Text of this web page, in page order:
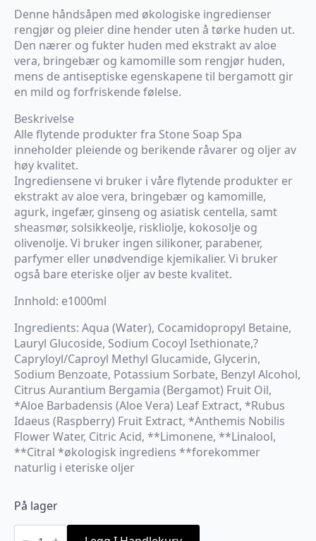
pris
var:
kr599.
pris
er:
kr499.
Denne håndsåpen med økologiske ingredienser
rengjør og pleier dine hender uten å tørke huden ut.
Den nærer og fukter huden med ekstrakt av aloe
vera, bringebær og kamomille som rengjør huden,
mens de antiseptiske egenskapene til bergamott gir
en mild og forfriskende følelse.
Beskrivelse
Alle flytende produkter fra Stone Soap Spa
inneholder pleiende og berikende råvarer og oljer av
høy kvalitet.
Ingrediensene vi bruker i våre flytende produkter er
ekstrakt av aloe vera, bringebær og kamomille,
agurk, ingefær, ginseng og asiatisk centella, samt
sheasmør, solsikkeolje, riskliolje, kokosolje og
olivenolje. Vi bruker ingen silikoner, parabener,
parfymer eller unødvendige kjemikalier. Vi bruker
også bare eteriske oljer av beste kvalitet.
Innhold: e1000ml
Ingredients: Aqua (Water), Cocamidopropyl Betaine,
Lauryl Glucoside, Sodium Cocoyl Isethionate,?
Capryloyl/Caproyl Methyl Glucamide, Glycerin,
Sodium Benzoate, Potassium Sorbate, Benzyl Alcohol,
Citrus Aurantium Bergamia (Bergamot) Fruit Oil,
*Aloe Barbadensis (Aloe Vera) Leaf Extract, *Rubus
Idaeus (Raspberry) Fruit Extract, *Anthemis Nobilis
Flower Water, Citric Acid, **Limonene, **Linalool,
**Citral *økologisk ingrediens **forekommer
naturlig i eteriske oljer
På lager
Refill